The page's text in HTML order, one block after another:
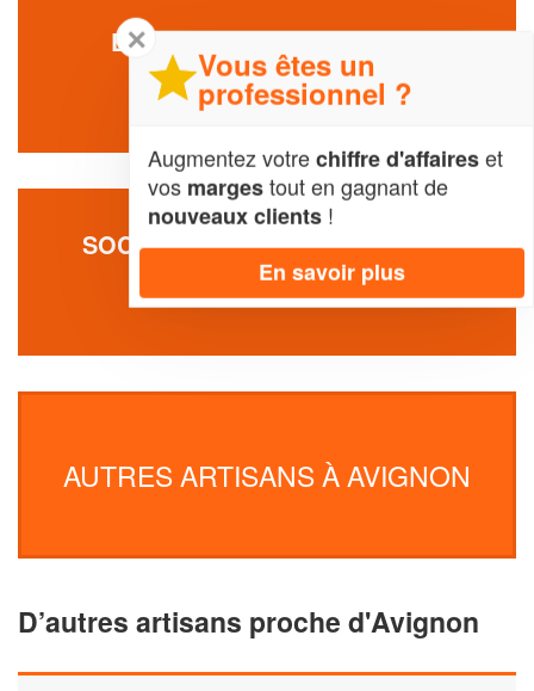
ENTREPRISE TOUH BILLAL
87 Route De Lyon
84000 Avignon
SOCIÉTÉ MJ ETANCHEITE (SAS)
2 Avenue Du-blanchissage
84000 Avignon
AUTRES ARTISANS À AVIGNON
D’autres artisans proche d'Avignon
✕
Vous êtes un
professionnel ?
Augmentez votrechiffre d'affaireset
vos margestout en gagnant de
nouveaux clients !
En savoir plus